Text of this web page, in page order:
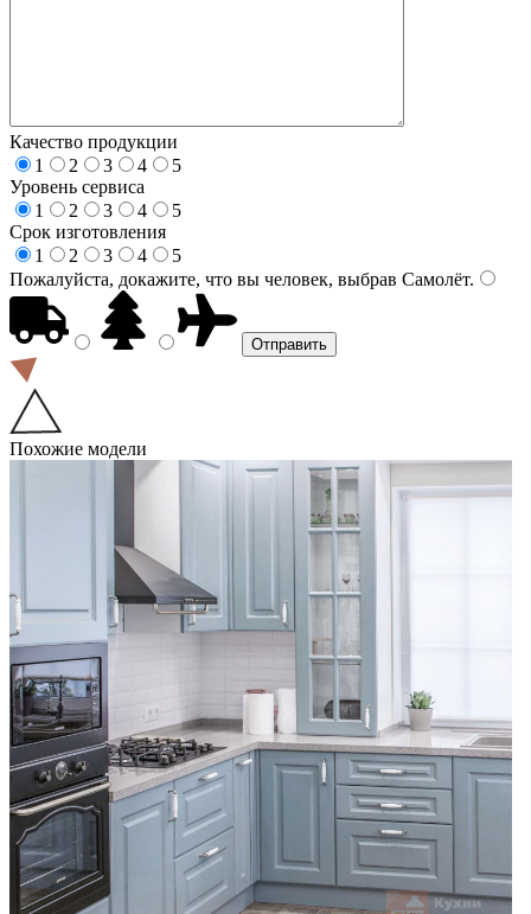
Качество продукции
1
2 3 4
5
Уровень сервиса
1
2 3 4
5
Срок изготовления
1
2 3 4
5
Пожалуйста, докажите, что вы человек, выбрав Самолёт.
Похожие модели